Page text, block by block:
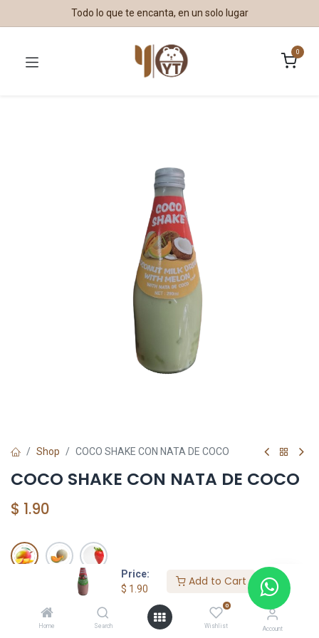
Price:
$ 1.90
Add to Cart
Home Search
0
Wishlist Account
Todo lo que te encanta, en un solo lugar
0
Shop COCO SHAKE CON NATA DE COCO
COCO SHAKE CON NATA DE COCO
$ 1.90
Add to Cart
Agregar a la lista de deseos